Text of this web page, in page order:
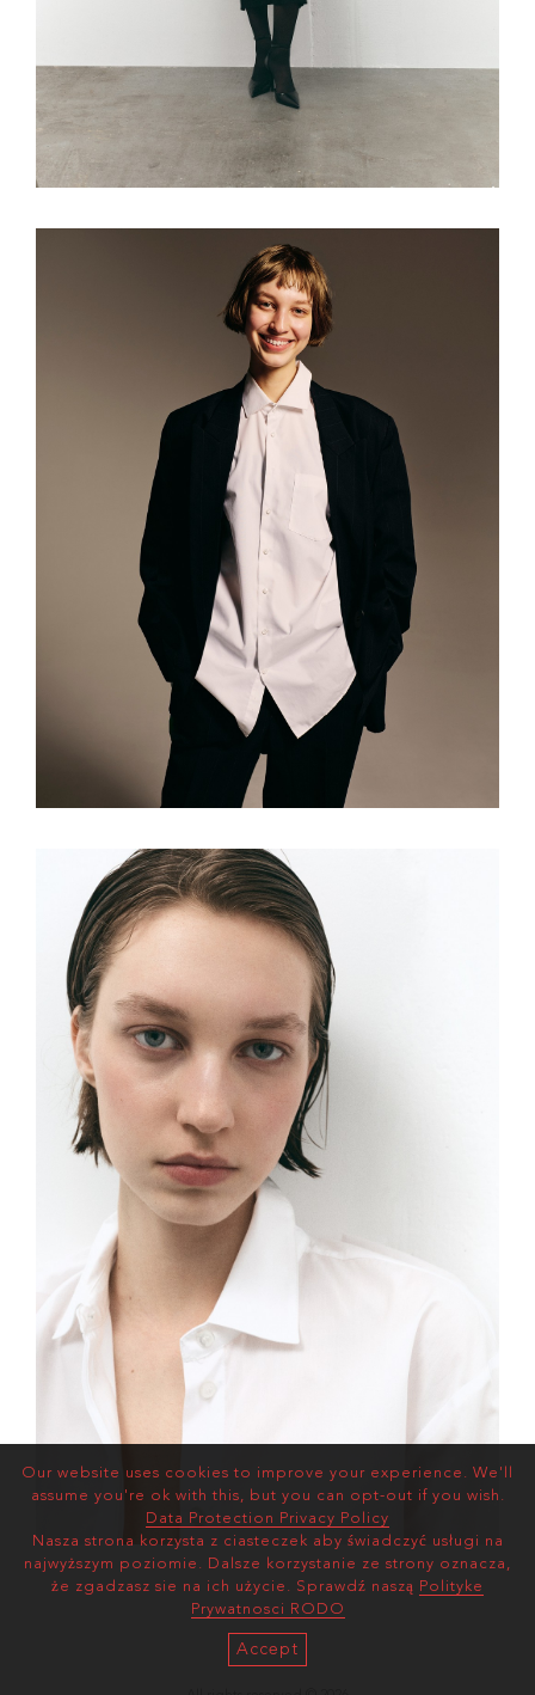
Our website uses cookies to improve your experience. We'll
assume you're ok with this, but you can opt-out if you wish.
Data Protection Privacy Policy
Nasza strona korzysta z ciasteczek aby świadczyć usługi na
najwyższym poziomie. Dalsze korzystanie ze strony oznacza,
że zgadzasz sie na ich użycie. Sprawdź naszą Polityke
Prywatnosci RODO
Accept